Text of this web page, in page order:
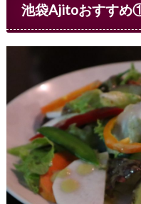
池袋Ajitoおすすめ